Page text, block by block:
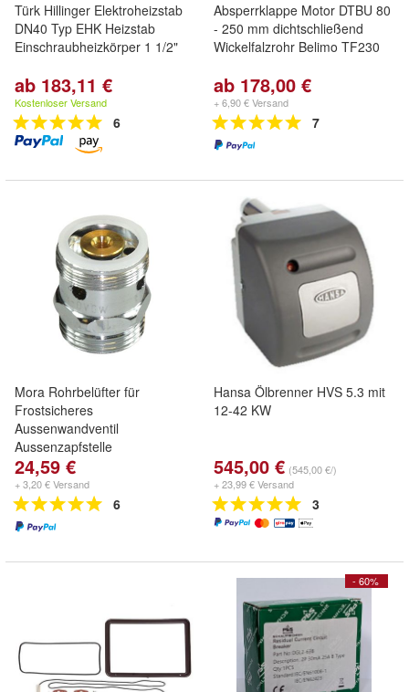
Türk Hillinger Elektroheizstab
DN40 Typ EHK Heizstab
Einschraubheizkörper 1 1/2"
ab 183,11 €
Kostenloser Versand
6
Absperrklappe Motor DTBU 80
- 250 mm dichtschließend
Wickelfalzrohr Belimo TF230
ab 178,00 €
+ 6,90 € Versand
7
Mora Rohrbelüfter für
Frostsicheres
Aussenwandventil
Aussenzapfstelle
24,59 €
+ 3,20 € Versand
6
Hansa Ölbrenner HVS 5.3 mit
12-42 KW
545,00 € (545,00 €/)
+ 23,99 € Versand
3
- 60%